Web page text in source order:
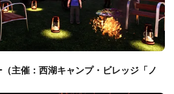
（主催：西湖キャンプ・ビレッジ「ノ